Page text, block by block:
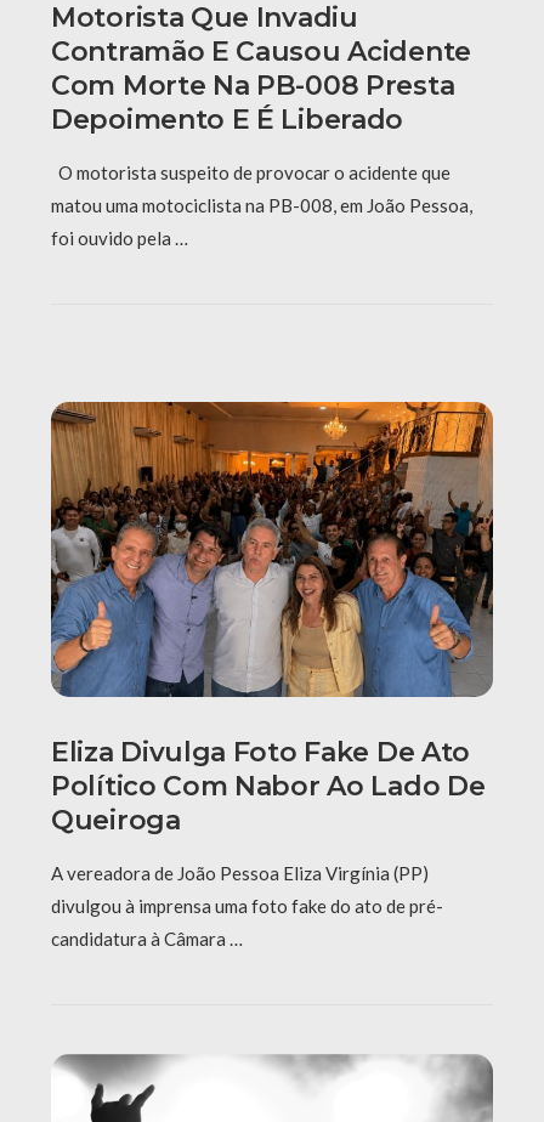
Motorista Que Invadiu
Contramão E Causou Acidente
Com Morte Na PB-008 Presta
Depoimento E É Liberado
O motorista suspeito de provocar o acidente que
matou uma motociclista na PB-008, em João Pessoa,
foi ouvido pela …
Eliza Divulga Foto Fake De Ato
Político Com Nabor Ao Lado De
Queiroga
A vereadora de João Pessoa Eliza Virgínia (PP)
divulgou à imprensa uma foto fake do ato de pré-
candidatura à Câmara …